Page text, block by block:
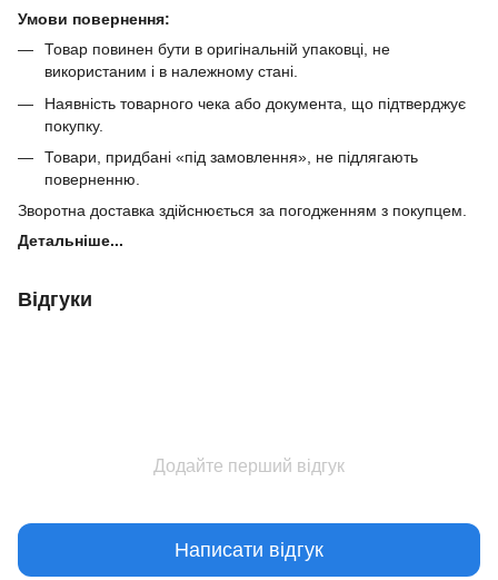
Умови повернення:
Товар повинен бути в оригінальній упаковці, не
використаним і в належному стані.
Наявність товарного чека або документа, що підтверджує
покупку.
Товари, придбані «під замовлення», не підлягають
поверненню.
Зворотна доставка здійснюється за погодженням з покупцем.
Детальніше...
Відгуки
Додайте перший відгук
Написати відгук